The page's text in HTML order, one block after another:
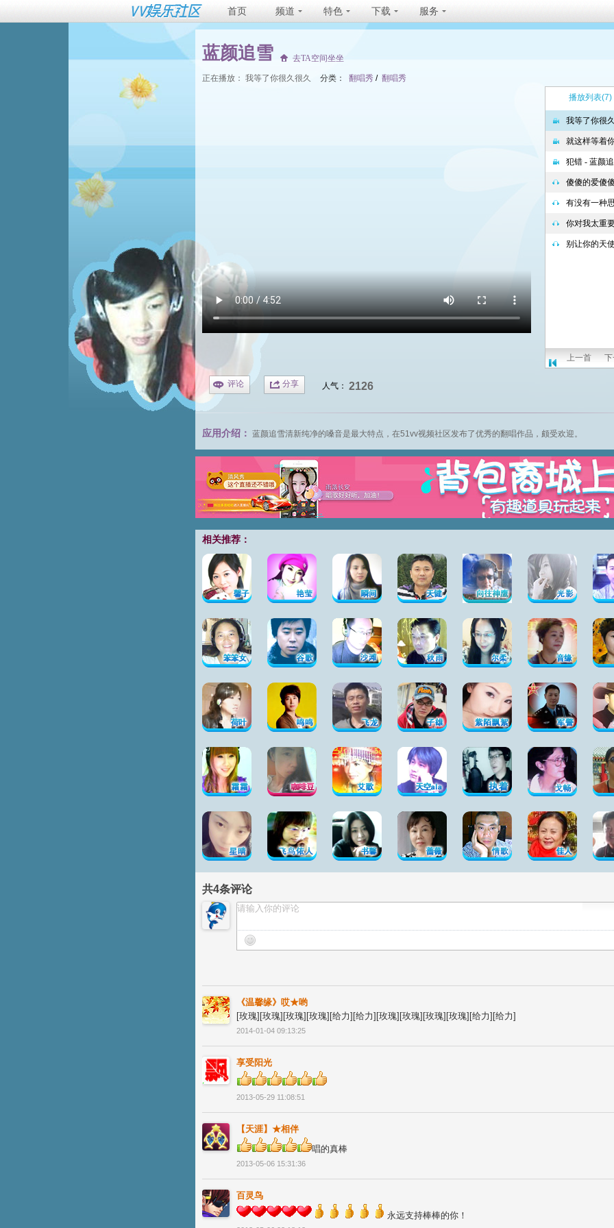
首页 频道 特色 下载 服务
蓝颜追雪 去TA空间坐坐
正在播放： 我等了你很久很久 分类： 翻唱秀 / 翻唱秀
播放列表(7)
上一首
评论 分享 人气： 2126
应用介绍： 蓝颜追雪清新纯净的嗓音是最大特点，在51vv视频社区发布了优秀的翻唱作品，颇受欢迎。
相关推荐：
共4条评论
《温馨缘》哎★哟
[玫瑰][玫瑰][玫瑰][玫瑰][给力][给力][玫瑰][玫瑰][玫瑰][玫瑰][给力][给力]
2014-01-04 09:13:25
享受阳光
2013-05-29 11:08:51
【天涯】★相伴
唱的真棒
2013-05-06 15:31:36
百灵鸟
永远支持棒棒的你！